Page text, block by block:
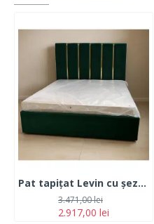
Pat tapițat Levin cu șezut din PAL (fără ladă de depozitare) + saltea ortopedică inclusă
2.917,00 lei
3.471,00 lei